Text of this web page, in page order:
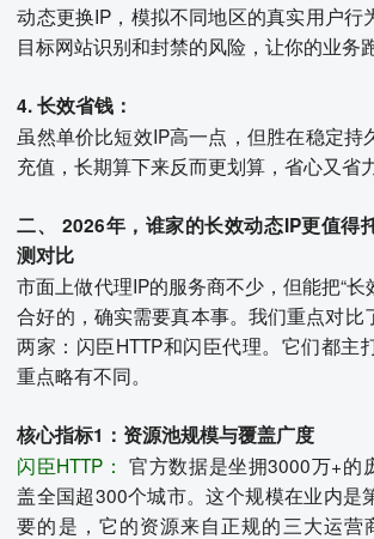
动态更换IP，模拟不同地区的真实用户行
目标网站识别和封禁的风险，让你的业务
4. 长效省钱：
虽然单价比短效IP高一点，但胜在稳定持
充值，长期算下来反而更划算，省心又省力
二、 2026年，谁家的长效动态IP更值得
测对比
市面上做代理IP的服务商不少，但能把“长
合好的，确实需要真本事。我们重点对比
两家：闪臣HTTP和闪臣代理。它们都主
重点略有不同。
核心指标1：资源池规模与覆盖广度
闪臣HTTP： 官方数据是坐拥3000万+的
盖全国超300个城市。这个规模在业内是
要的是，它的资源来自正规的三大运营